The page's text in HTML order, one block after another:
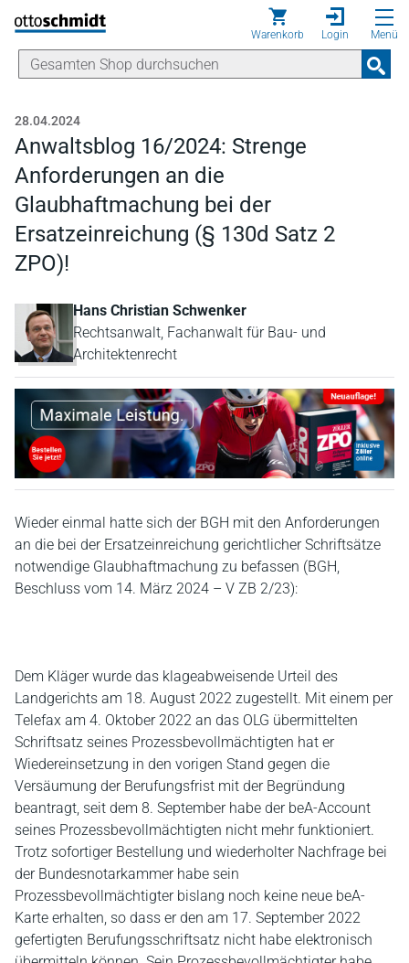
Direkt zum Inhalt
Warenkorb Login Menü
28.04.2024
Anwaltsblog 16/2024: Strenge
Anforderungen an die
Glaubhaftmachung bei der
Ersatzeinreichung (§ 130d Satz 2
ZPO)!
Hans Christian Schwenker
Rechtsanwalt, Fachanwalt für Bau- und
Architektenrecht
Wieder einmal hatte sich der BGH mit den Anforderungen
an die bei der Ersatzeinreichung gerichtlicher Schriftsätze
notwendige Glaubhaftmachung zu befassen (BGH,
Beschluss vom 14. März 2024 – V ZB 2/23):
Dem Kläger wurde das klageabweisende Urteil des
Landgerichts am 18. August 2022 zugestellt. Mit einem per
Telefax am 4. Oktober 2022 an das OLG übermittelten
Schriftsatz seines Prozessbevollmächtigten hat er
Wiedereinsetzung in den vorigen Stand gegen die
Versäumung der Berufungsfrist mit der Begründung
beantragt, seit dem 8. September habe der beA-Account
seines Prozessbevollmächtigten nicht mehr funktioniert.
Trotz sofortiger Bestellung und wiederholter Nachfrage bei
der Bundesnotarkammer habe sein
Prozessbevollmächtigter bislang noch keine neue beA-
Karte erhalten, so dass er den am 17. September 2022
gefertigten Berufungsschriftsatz nicht habe elektronisch